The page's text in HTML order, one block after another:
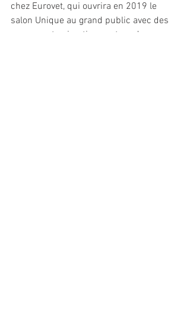
chez Eurovet, qui ouvrira en 2019 le
salon Unique au grand public avec des
espaces et animations autour des